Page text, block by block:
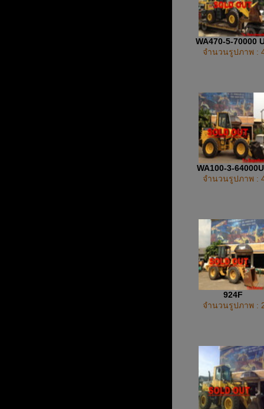
WA470-5-70000
จำนวนรูปภาพ :
WA100-3-
จำนวนรูปภาพ :
924F
จำนวนรูปภาพ :